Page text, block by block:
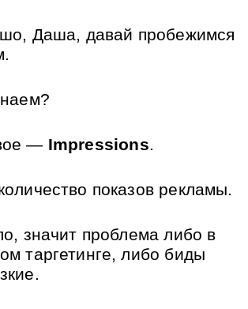
Даша, давай пробежимся
— Impressions.
значит проблема либо в
таргетинге, либо биды